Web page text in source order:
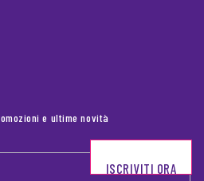
e ultime novità
ISCRIVITI ORA